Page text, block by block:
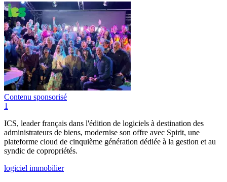
Contenu sponsorisé
1
ICS, leader français dans l'édition de logiciels à destination des
administrateurs de biens, modernise son offre avec Spirit, une
plateforme cloud de cinquième génération dédiée à la gestion et au
syndic de copropriétés.
logiciel immobilier